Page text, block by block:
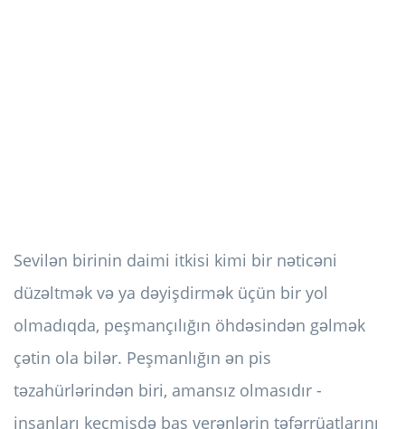
Sevilən birinin daimi itkisi kimi bir nəticəni
düzəltmək və ya dəyişdirmək üçün bir yol
olmadıqda, peşmançılığın öhdəsindən gəlmək
çətin ola bilər. Peşmanlığın ən pis
təzahürlərindən biri, amansız olmasıdır -
insanları keçmişdə baş verənlərin təfərrüatlarını